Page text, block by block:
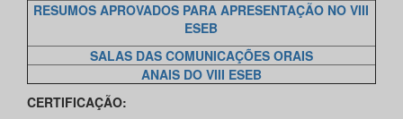
RESUMOS APROVADOS PARA APRESENTAÇÃO NO VIII
ESEB
SALAS DAS COMUNICAÇÕES ORAIS
ANAIS DO VIII ESEB
CERTIFICAÇÃO: